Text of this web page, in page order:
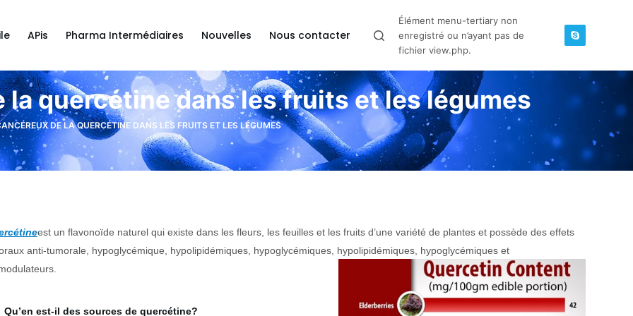
APis Pharma Intermédiaires Nouvelles Nous contacter
Élément menu-tertiary non
enregistré ou n’ayant pas de
fichier view.php.
la quercétine dans les fruits et les légumes
DE LA QUERCÉTINE DANS LES FRUITS ET LES LÉGUMES
est un flavonoïde naturel qui existe dans les fleurs, les feuilles et les fruits d’une variété de plantes et possède des effets
anti-tumorale, hypoglycémique, hypolipidémiques, hypoglycémiques, hypolipidémiques, hypoglycémiques et
Qu’en est-il des sources de quercétine?